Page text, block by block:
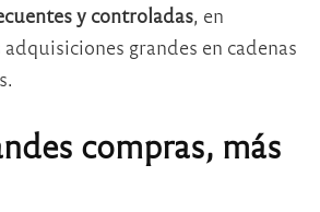
y controladas, en
grandes en cadenas
compras, más